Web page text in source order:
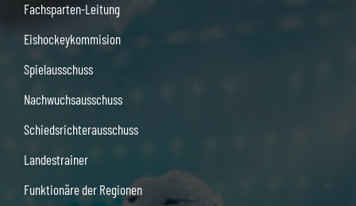
Fachsparten-Leitung
Eishockeykommision
Spielausschuss
Nachwuchsausschuss
Schiedsrichterausschuss
Landestrainer
Funktionäre der Regionen